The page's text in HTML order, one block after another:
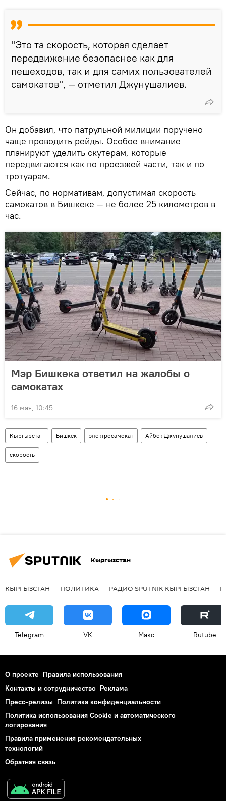
"Это та скорость, которая сделает
передвижение безопаснее как для
пешеходов, так и для самих пользователей
самокатов", — отметил Джунушалиев.
Он добавил, что патрульной милиции поручено
чаще проводить рейды. Особое внимание
планируют уделить скутерам, которые
передвигаются как по проезжей части, так и по
тротуарам.
Сейчас, по нормативам, допустимая скорость
самокатов в Бишкеке — не более 25 километров в
час.
Мэр Бишкека ответил на жалобы о
самокатах
16 мая, 10:45
Кыргызстан Бишкек электросамокат Айбек Джунушалиев
скорость
Кыргызстан
КЫРГЫЗСТАН ПОЛИТИКА РАДИО SPUTNIK КЫРГЫЗСТАН
Telegram VK Макс Rutube
О проекте Правила использования
Контакты и сотрудничество Реклама
Пресс-релизы Политика конфиденциальности
Политика использования Cookie и автоматического
логирования
Правила применения рекомендательных
технологий
Обратная связь